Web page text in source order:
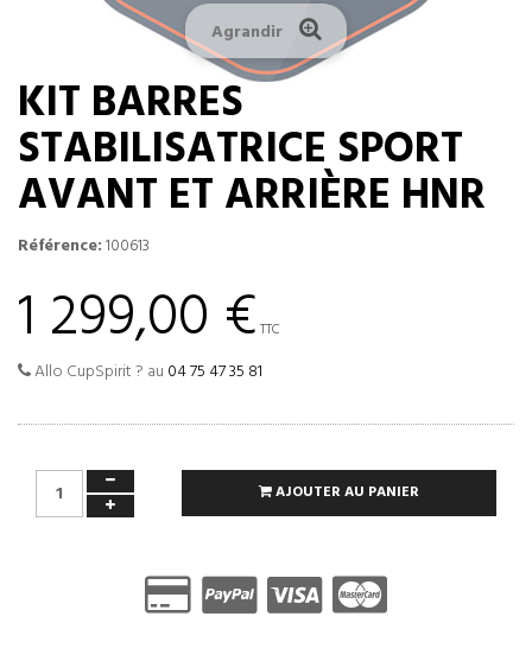
Agrandir
KIT BARRES
STABILISATRICE SPORT
AVANT ET ARRIÈRE HNR
Référence:100613
1 299,00 € TTC
Allo CupSpirit ? au 04 75 47 35 81
AJOUTER AU PANIER